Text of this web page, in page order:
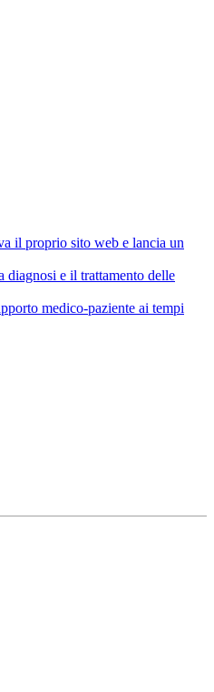
il proprio sito web e lancia un
diagnosi e il trattamento delle
medico-paziente ai tempi